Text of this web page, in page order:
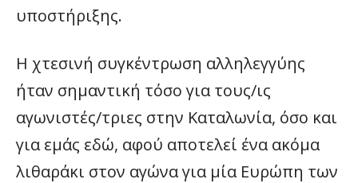
υποστήριξης.
Η χτεσινή συγκέντρωση αλληλεγγύης
ήταν σημαντική τόσο για τους/ις
αγωνιστές/τριες στην Καταλωνία, όσο και
για εμάς εδώ, αφού αποτελεί ένα ακόμα
λιθαράκι στον αγώνα για μία Ευρώπη των